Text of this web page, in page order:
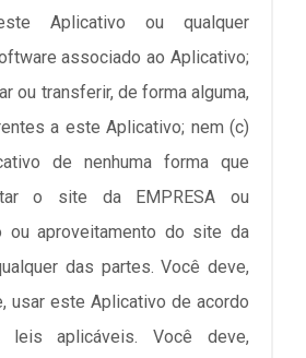
Aplicativo ou qualquer
associado ao Aplicativo;
ou transferir, de forma alguma,
a este Aplicativo; nem (c)
de nenhuma forma que
o site da EMPRESA ou
ou aproveitamento do site da
das partes. Você deve,
usar este Aplicativo de acordo
aplicáveis. Você deve,